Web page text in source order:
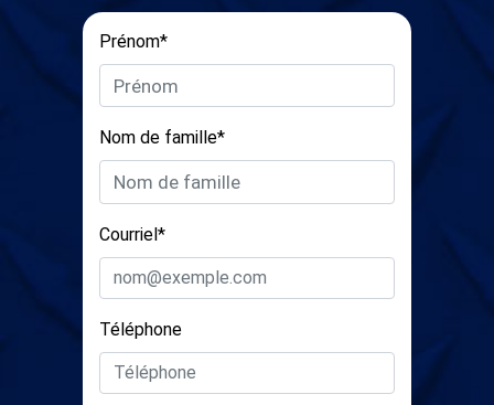
Prénom*
Nom de famille*
Courriel*
Téléphone